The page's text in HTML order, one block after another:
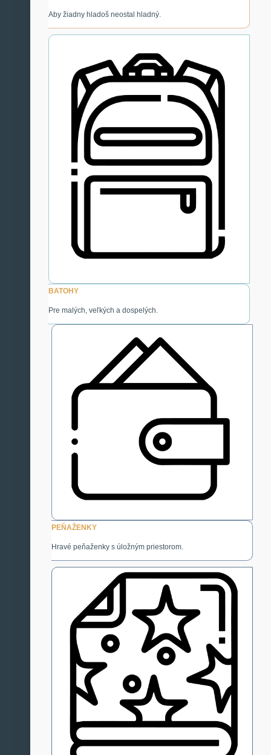
Aby žiadny hladoš neostal hladný.
BATOHY
Pre malých, veľkých a dospelých.
PEŇAŽENKY
Hravé peňaženky s úložným priestorom.